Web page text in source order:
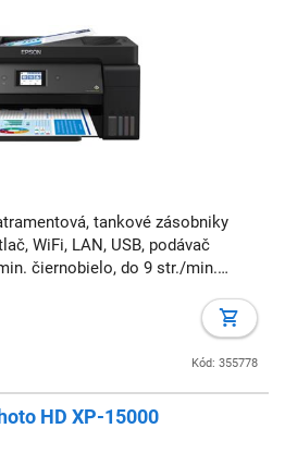
tankové zásobniky
WiFi, LAN, USB, podávač
čiernobielo, do 9 str./min.
Kód: 355778
HD XP-15000